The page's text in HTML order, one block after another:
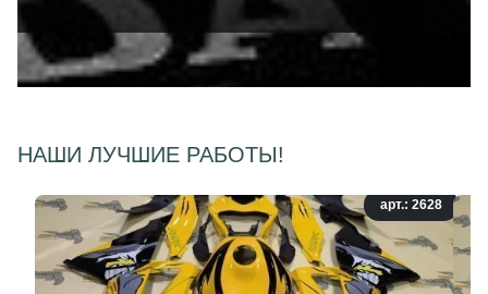
НАШИ ЛУЧШИЕ РАБОТЫ!
арт.: 2628